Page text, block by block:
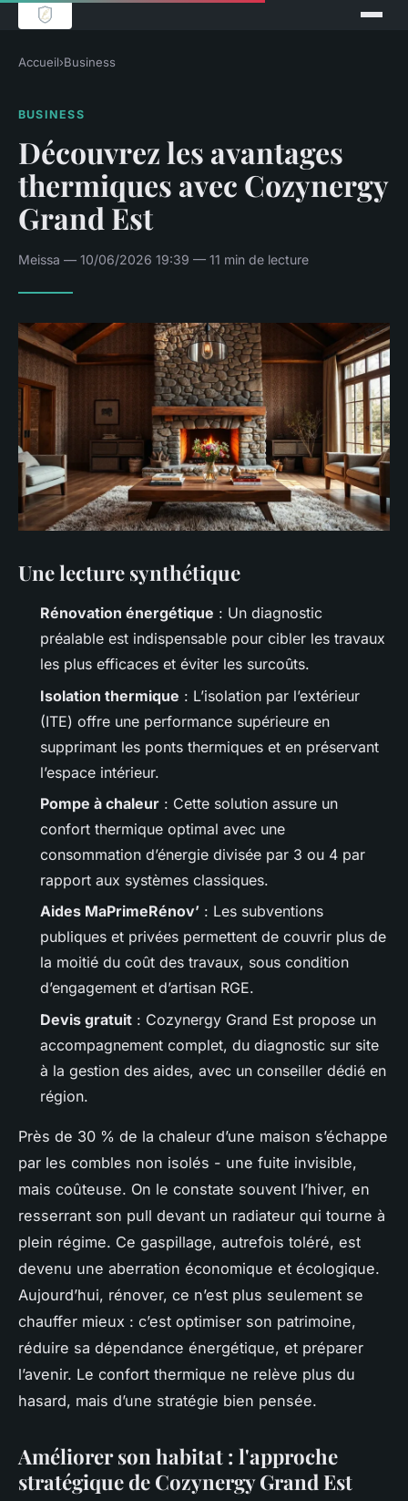
Accueil›Business
BUSINESS
Découvrez les avantages
thermiques avec Cozynergy
Grand Est
Meissa — 10/06/2026 19:39 — 11 min de lecture
Une lecture synthétique
Rénovation énergétique : Un diagnostic
préalable est indispensable pour cibler les travaux
les plus efficaces et éviter les surcoûts.
Isolation thermique : L’isolation par l’extérieur
(ITE) offre une performance supérieure en
supprimant les ponts thermiques et en préservant
l’espace intérieur.
Pompe à chaleur : Cette solution assure un
confort thermique optimal avec une
consommation d’énergie divisée par 3 ou 4 par
rapport aux systèmes classiques.
Aides MaPrimeRénov’ : Les subventions
publiques et privées permettent de couvrir plus de
la moitié du coût des travaux, sous condition
d’engagement et d’artisan RGE.
Devis gratuit : Cozynergy Grand Est propose un
accompagnement complet, du diagnostic sur site
à la gestion des aides, avec un conseiller dédié en
région.
Près de 30 % de la chaleur d’une maison s’échappe
par les combles non isolés - une fuite invisible,
mais coûteuse. On le constate souvent l’hiver, en
resserrant son pull devant un radiateur qui tourne à
plein régime. Ce gaspillage, autrefois toléré, est
devenu une aberration économique et écologique.
Aujourd’hui, rénover, ce n’est plus seulement se
chauffer mieux : c’est optimiser son patrimoine,
réduire sa dépendance énergétique, et préparer
l’avenir. Le confort thermique ne relève plus du
hasard, mais d’une stratégie bien pensée.
Améliorer son habitat : l'approche
stratégique de Cozynergy Grand Est